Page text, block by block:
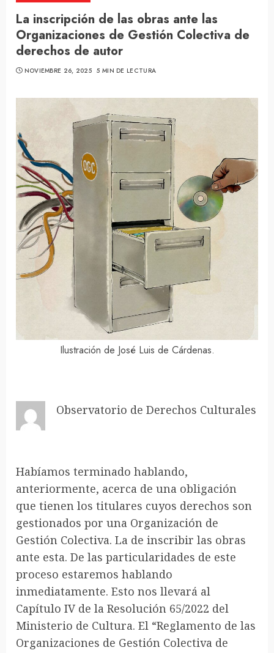
La inscripción de las obras ante las
Organizaciones de Gestión Colectiva de
derechos de autor
NOVIEMBRE 26, 2025 5 MIN DE LECTURA
Ilustración de José Luis de Cárdenas.
Observatorio de Derechos Culturales
Habíamos terminado hablando,
anteriormente, acerca de una obligación
que tienen los titulares cuyos derechos son
gestionados por una Organización de
Gestión Colectiva. La de inscribir las obras
ante esta. De las particularidades de este
proceso estaremos hablando
inmediatamente. Esto nos llevará al
Capítulo IV de la Resolución 65/2022 del
Ministerio de Cultura. El “Reglamento de las
Organizaciones de Gestión Colectiva de